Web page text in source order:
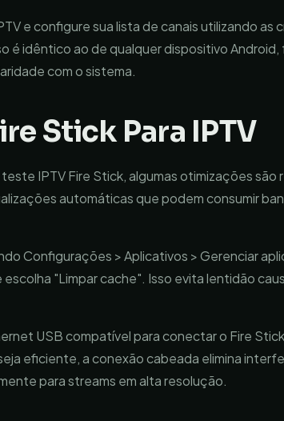
e configure sua lista de canais utilizando as
é idêntico ao de qualquer dispositivo Android,
com o sistema.
Stick Para IPTV
IPTV Fire Stick, algumas otimizações são
automáticas que podem consumir
Configurações > Aplicativos > Gerenciar
"Limpar cache". Isso evita lentidão
USB compatível para conectar o Fire
eficiente, a conexão cabeada elimina
para streams em alta resolução.